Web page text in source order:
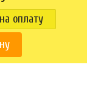
оплату